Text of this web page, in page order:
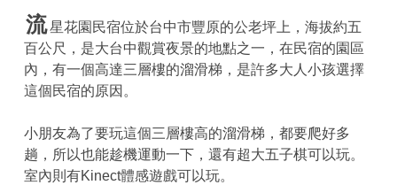
流星花園民宿位於台中市豐原的公老坪上，海拔約五
百公尺，是大台中觀賞夜景的地點之一，在民宿的園區
內，有一個高達三層樓的溜滑梯，是許多大人小孩選擇
這個民宿的原因。
小朋友為了要玩這個三層樓高的溜滑梯，都要爬好多
趟，所以也能趁機運動一下，還有超大五子棋可以玩。
室內則有Kinect體感遊戲可以玩。